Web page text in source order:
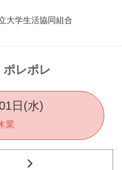
大学生活協同組合
ポレポレ
日(水)
業